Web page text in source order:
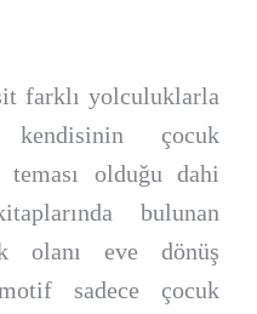
farklı yolculuklarla
kendisinin çocuk
teması olduğu dahi
bulunan
olanı eve dönüş
sadece çocuk